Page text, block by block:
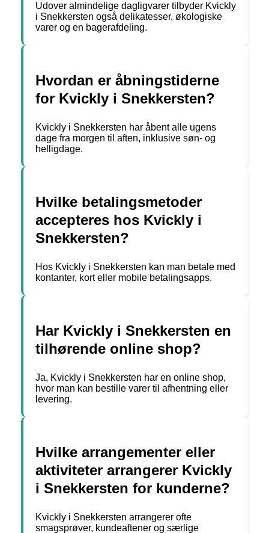
Udover almindelige dagligvarer tilbyder Kvickly
i Snekkersten også delikatesser, økologiske
varer og en bagerafdeling.
Hvordan er åbningstiderne
for Kvickly i Snekkersten?
Kvickly i Snekkersten har åbent alle ugens
dage fra morgen til aften, inklusive søn- og
helligdage.
Hvilke betalingsmetoder
accepteres hos Kvickly i
Snekkersten?
Hos Kvickly i Snekkersten kan man betale med
kontanter, kort eller mobile betalingsapps.
Har Kvickly i Snekkersten en
tilhørende online shop?
Ja, Kvickly i Snekkersten har en online shop,
hvor man kan bestille varer til afhentning eller
levering.
Hvilke arrangementer eller
aktiviteter arrangerer Kvickly
i Snekkersten for kunderne?
Kvickly i Snekkersten arrangerer ofte
smagsprøver, kundeaftener og særlige